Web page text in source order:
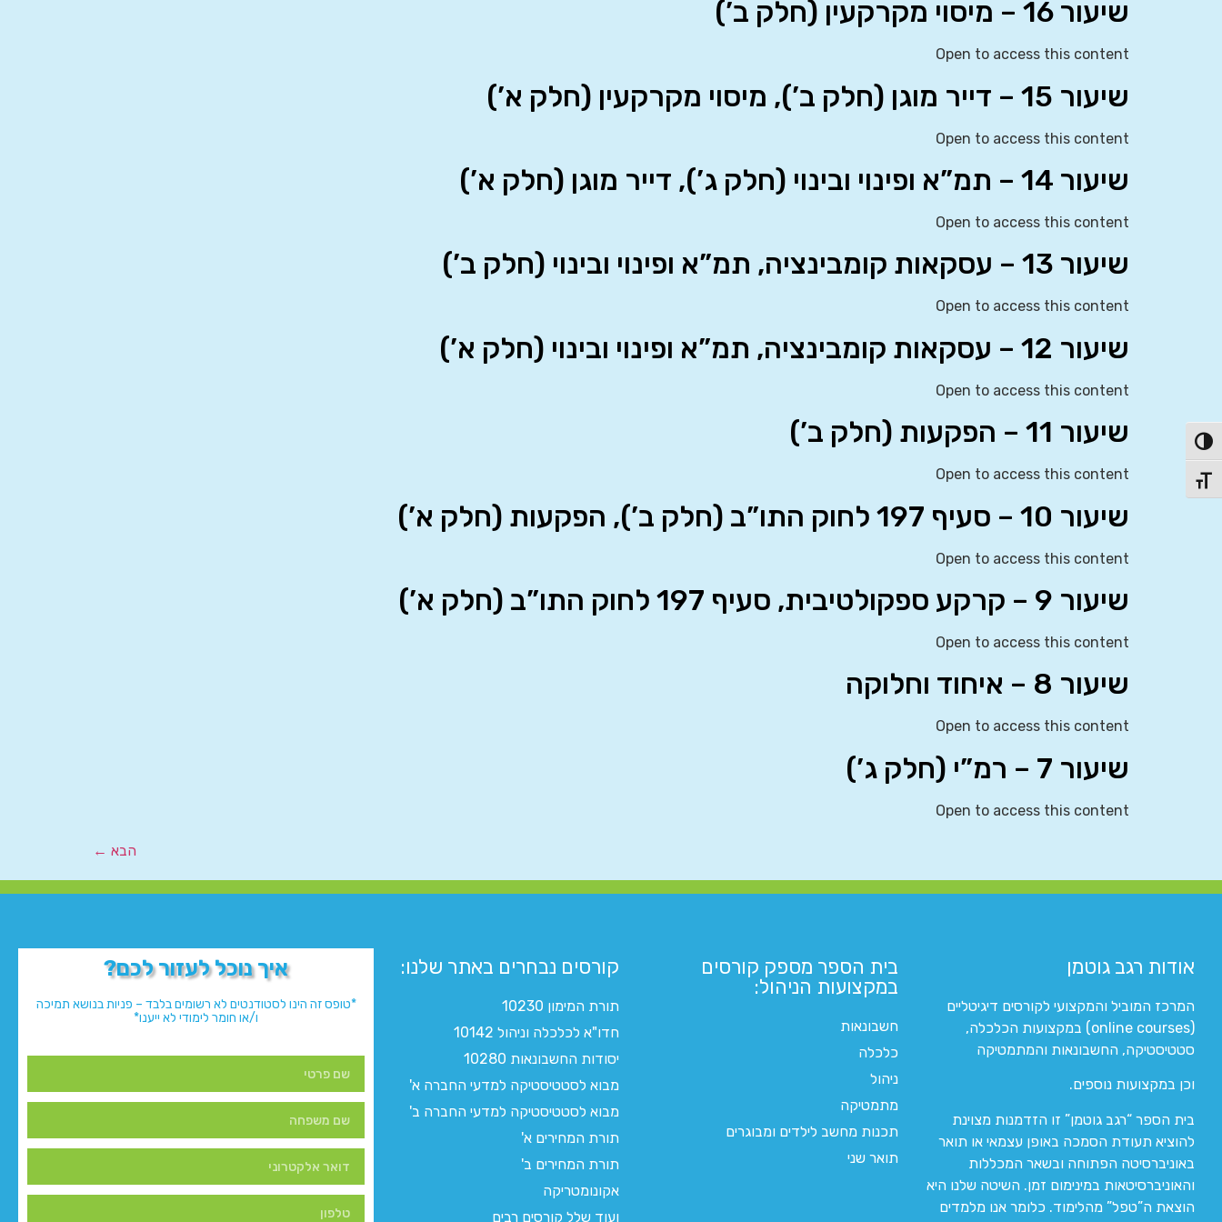
הפעל/כבה ניגודיות גבוהה
מתג גודל גופן
שיעור 16 – מיסוי מקרקעין (חלק ב’)
Open to access this content
שיעור 15 – דייר מוגן (חלק ב’), מיסוי מקרקעין (חלק א’)
Open to access this content
שיעור 14 – תמ”א ופינוי ובינוי (חלק ג’), דייר מוגן (חלק א’)
Open to access this content
שיעור 13 – עסקאות קומבינציה, תמ”א ופינוי ובינוי (חלק ב’)
Open to access this content
שיעור 12 – עסקאות קומבינציה, תמ”א ופינוי ובינוי (חלק א’)
Open to access this content
שיעור 11 – הפקעות (חלק ב’)
Open to access this content
שיעור 10 – סעיף 197 לחוק התו”ב (חלק ב’), הפקעות (חלק א’)
Open to access this content
שיעור 9 – קרקע ספקולטיבית, סעיף 197 לחוק התו”ב (חלק א’)
Open to access this content
שיעור 8 – איחוד וחלוקה
Open to access this content
שיעור 7 – רמ”י (חלק ג’)
Open to access this content
הבא ←
אודות רגב גוטמן
המרכז המוביל והמקצועי לקורסים דיגיטליים
(online courses) במקצועות הכלכלה,
סטטיסטיקה, החשבונאות והמתמטיקה
וכן במקצועות נוספים.
בית הספר “רגב גוטמן” זו הזדמנות מצוינת
להוציא תעודת הסמכה באופן עצמאי או תואר
באוניברסיטה הפתוחה ובשאר המכללות
והאוניברסיטאות במינימום זמן. השיטה שלנו היא
הוצאת ה”טפל” מהלימוד. כלומר אנו מלמדים
בית הספר מספק קורסים
במקצועות הניהול:
חשבונאות
כלכלה
ניהול
מתמטיקה
תכנות מחשב לילדים ומבוגרים
תואר שני
קורסים נבחרים באתר שלנו:​
תורת המימון 10230
חדו"א לכלכלה וניהול 10142
יסודות החשבונאות 10280
מבוא לסטטיסטיקה למדעי החברה א'
מבוא לסטטיסטיקה למדעי החברה ב'
תורת המחירים א'
תורת המחירים ב'
אקונומטריקה
ועוד שלל קורסים רבים
איך נוכל לעזור לכם?
*טופס זה הינו לסטודנטים לא רשומים בלבד – פניות בנושא תמיכה
ו/או חומר לימודי לא ייענו*